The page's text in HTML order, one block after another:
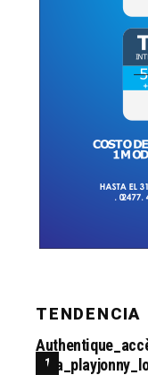
TENDENCIA